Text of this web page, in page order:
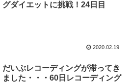
グダイエットに挑戦！24日目
2020.02.19
だいぶレコーディングが滞ってき
ました・・・60日レコーディング